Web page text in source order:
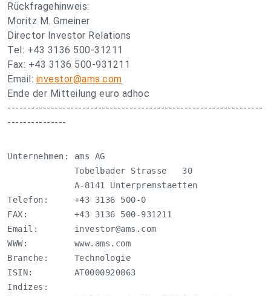
Rückfragehinweis:
Moritz M. Gmeiner
Director Investor Relations
Tel: +43 3136 500-31211
Fax: +43 3136 500-931211
Email: investor@ams.com
Ende der Mitteilung euro adhoc
-----------------------------------------------------------------
---------------
Unternehmen: ams AG
             Tobelbader Strasse   30
             A-8141 Unterpremstaetten
Telefon:     +43 3136 500-0
FAX:         +43 3136 500-931211
Email: investor@ams.com
WWW:         www.ams.com
Branche:     Technologie
ISIN:        AT0000920863
Indizes: